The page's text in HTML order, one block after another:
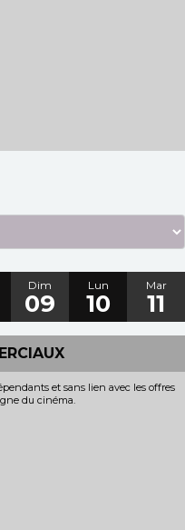
Dim
09
Lun
10
Mar
11
et sans lien avec les offres
du cinéma.